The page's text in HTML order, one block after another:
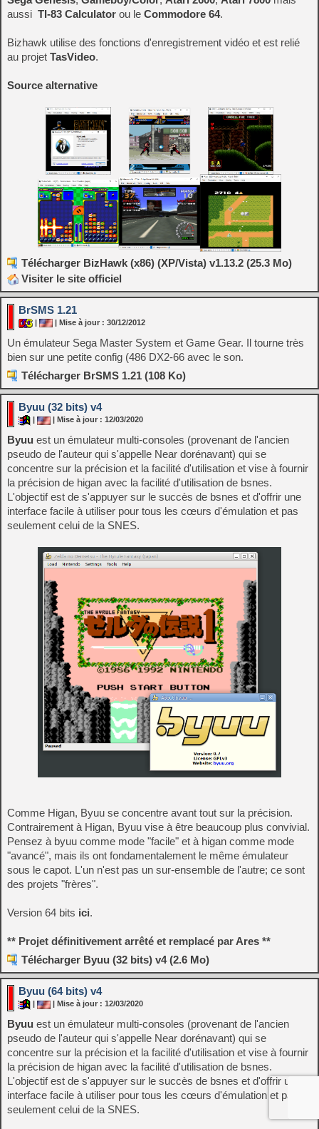
aussi TI-83 Calculator ou le Commodore 64.
Bizhawk utilise des fonctions d'enregistrement vidéo et est relié
au projet TasVideo.
Source alternative
Télécharger BizHawk (x86) (XP/Vista) v1.13.2 (25.3 Mo)
Visiter le site officiel
BrSMS 1.21
| | Mise à jour : 30/12/2012
Un émulateur Sega Master System et Game Gear. Il tourne très
bien sur une petite config (486 DX2-66 avec le son.
Télécharger BrSMS 1.21 (108 Ko)
Byuu (32 bits) v4
| Mise à jour : 12/03/2020
Byuu est un émulateur multi-consoles (provenant de l'ancien
pseudo de l'auteur qui s'appelle Near dorénavant) qui se
concentre sur la précision et la facilité d'utilisation et vise à fournir
la précision de higan avec la facilité d'utilisation de bsnes.
L'objectif est de s'appuyer sur le succès de bsnes et d'offrir une
interface facile à utiliser pour tous les cœurs d'émulation et pas
seulement celui de la SNES.
Comme Higan, Byuu se concentre avant tout sur la précision.
Contrairement à Higan, Byuu vise à être beaucoup plus convivial.
Pensez à byuu comme mode "facile" et à higan comme mode
"avancé", mais ils ont fondamentalement le même émulateur
sous le capot. L'un n'est pas un sur-ensemble de l'autre; ce sont
des projets "frères".
Version 64 bits ici.
** Projet définitivement arrêté et remplacé par Ares **
Télécharger Byuu (32 bits) v4 (2.6 Mo)
Byuu (64 bits) v4
| Mise à jour : 12/03/2020
Byuu est un émulateur multi-consoles (provenant de l'ancien
pseudo de l'auteur qui s'appelle Near dorénavant) qui se
concentre sur la précision et la facilité d'utilisation et vise à fournir
la précision de higan avec la facilité d'utilisation de bsnes.
L'objectif est de s'appuyer sur le succès de bsnes et d'offrir une
interface facile à utiliser pour tous les cœurs d'émulation et pas
seulement celui de la SNES.